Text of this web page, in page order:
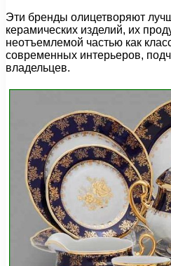
Эти бренды олицетворяют
керамических изделий, их
неотъемлемой частью как
современных интерьеров,
владельцев.